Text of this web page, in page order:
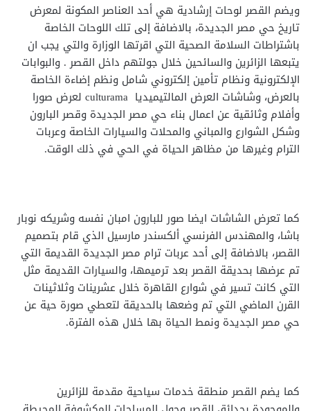
ويضم القصر لوحات إرشادية هي أحد العناصر المكونة لمعرض
تاريخ حي مصر الجديدة، بالاضافة إلى تلك اللوحات الخاصة
باشتراطات السلامة الصحية التي اقرتها الوزارة والتي يجب ان
يتبعها الزائرين والسائحين خلال جولتهم داخل القصر . والبوابات
الإلكترونية ونظام تأمين إلكتروني شامل ونظم إضاءة الخاصة
بالعرض، وشاشات العرض المالتيميديا culturama لعرض صورا
وأفلام وثائقية عن اعمال بناء حي مصر الجديدة وقصر البارون
وشكل الشوارع والمباني والمحلات والسيارات الخاصة وعربات
الترام وغيرها من مظاهر الحياة في الحي في ذلك الوقت.
كما تعرض الشاشات ايضا صور للبارون امبان نفسه وشريكه نوبار
باشا، والمهندس الفرنسي ألكسندر مارسيل الذي قام بتصميم
القصر، بالاضافة إلى أحد عربات ترام مصر الجديدة القديمة التي
تم عرضها بحديقة القصر بعد ترميمها، والسيارات القديمة مثل
التي كانت تسير في شوارع القاهرة خلال عشرينات وثلاثينات
القرن الماضي التي تم وضعها بالحديقة لتعطي صورة حية عن
حي مصر الجديدة ونمط الحياة بها خلال هذه الفترة.
كما يضم القصر منطقة خدمات سياحية مقدمة للزائرين